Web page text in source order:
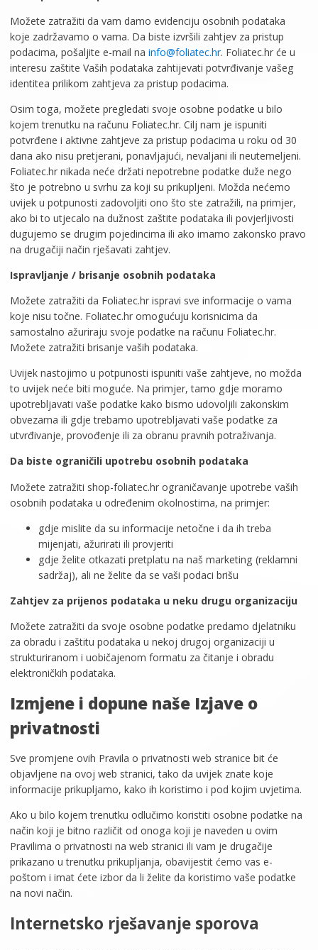
Možete zatražiti da vam damo evidenciju osobnih podataka
koje zadržavamo o vama. Da biste izvršili zahtjev za pristup
podacima, pošaljite e-mail nainfo@foliatec.hr. Foliatec.hr će u
interesu zaštite Vaših podataka zahtijevati potvrđivanje vašeg
identitea prilikom zahtjeva za pristup podacima.
Osim toga, možete pregledati svoje osobne podatke u bilo
kojem trenutku na računu Foliatec.hr. Cilj nam je ispuniti
potvrđene i aktivne zahtjeve za pristup podacima u roku od 30
dana ako nisu pretjerani, ponavljajući, nevaljani ili neutemeljeni.
Foliatec.hr nikada neće držati nepotrebne podatke duže nego
što je potrebno u svrhu za koji su prikupljeni. Možda nećemo
uvijek u potpunosti zadovoljiti ono što ste zatražili, na primjer,
ako bi to utjecalo na dužnost zaštite podataka ili povjerljivosti
dugujemo se drugim pojedincima ili ako imamo zakonsko pravo
na drugačiji način rješavati zahtjev.
Ispravljanje / brisanje osobnih podataka
Možete zatražiti da Foliatec.hr ispravi sve informacije o vama
koje nisu točne. Foliatec.hr omogućuju korisnicima da
samostalno ažuriraju svoje podatke na računu Foliatec.hr.
Možete zatražiti brisanje vaših podataka.
Uvijek nastojimo u potpunosti ispuniti vaše zahtjeve, no možda
to uvijek neće biti moguće. Na primjer, tamo gdje moramo
upotrebljavati vaše podatke kako bismo udovoljili zakonskim
obvezama ili gdje trebamo upotrebljavati vaše podatke za
utvrđivanje, provođenje ili za obranu pravnih potraživanja.
Da biste ograničili upotrebu osobnih podataka
Možete zatražiti shop-foliatec.hr ograničavanje upotrebe vaših
osobnih podataka u određenim okolnostima, na primjer:
gdje mislite da su informacije netočne i da ih treba
mijenjati, ažurirati ili provjeriti
gdje želite otkazati pretplatu na naš marketing (reklamni
sadržaj), ali ne želite da se vaši podaci brišu
Zahtjev za prijenos podataka u neku drugu organizaciju
Možete zatražiti da svoje osobne podatke predamo djelatniku
za obradu i zaštitu podataka u nekoj drugoj organizaciji u
strukturiranom i uobičajenom formatu za čitanje i obradu
elektroničkih podataka.
Izmjene i dopune naše Izjave o
privatnosti
Sve promjene ovih Pravila o privatnosti web stranice bit će
objavljene na ovoj web stranici, tako da uvijek znate koje
informacije prikupljamo, kako ih koristimo i pod kojim uvjetima.
Ako u bilo kojem trenutku odlučimo koristiti osobne podatke na
način koji je bitno različit od onoga koji je naveden u ovim
Pravilima o privatnosti na web stranici ili vam je drugačije
prikazano u trenutku prikupljanja, obavijestit ćemo vas e-
poštom i imat ćete izbor da li želite da koristimo vaše podatke
na novi način.
Internetsko rješavanje sporova